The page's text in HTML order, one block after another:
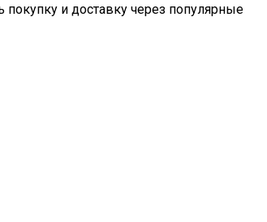
и доставку через популярные